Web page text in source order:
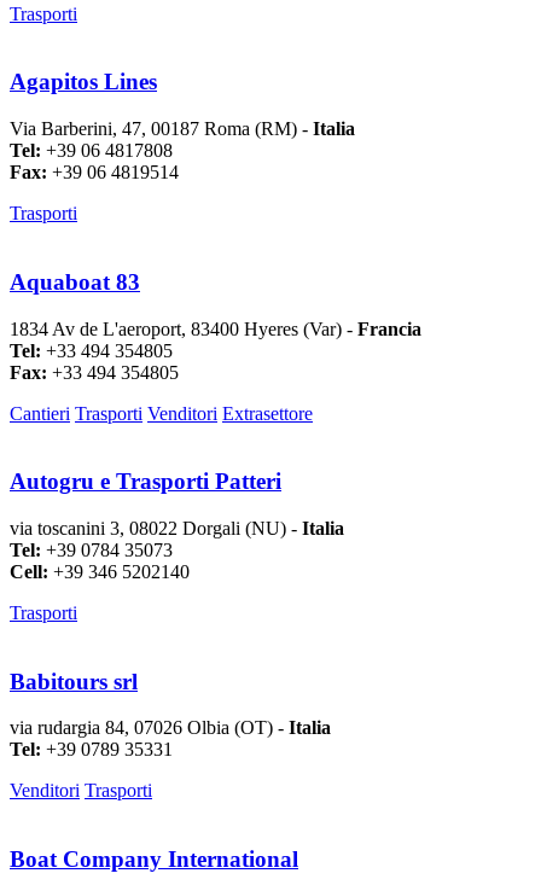
Trasporti
Agapitos Lines
Via Barberini, 47, 00187 Roma (RM) - Italia
Tel: +39 06 4817808
Fax: +39 06 4819514
Trasporti
Aquaboat 83
1834 Av de L'aeroport, 83400 Hyeres (Var) - Francia
Tel: +33 494 354805
Fax: +33 494 354805
Cantieri Trasporti Venditori Extrasettore
Autogru e Trasporti Patteri
via toscanini 3, 08022 Dorgali (NU) - Italia
Tel: +39 0784 35073
Cell: +39 346 5202140
Trasporti
Babitours srl
via rudargia 84, 07026 Olbia (OT) - Italia
Tel: +39 0789 35331
Venditori Trasporti
Boat Company International